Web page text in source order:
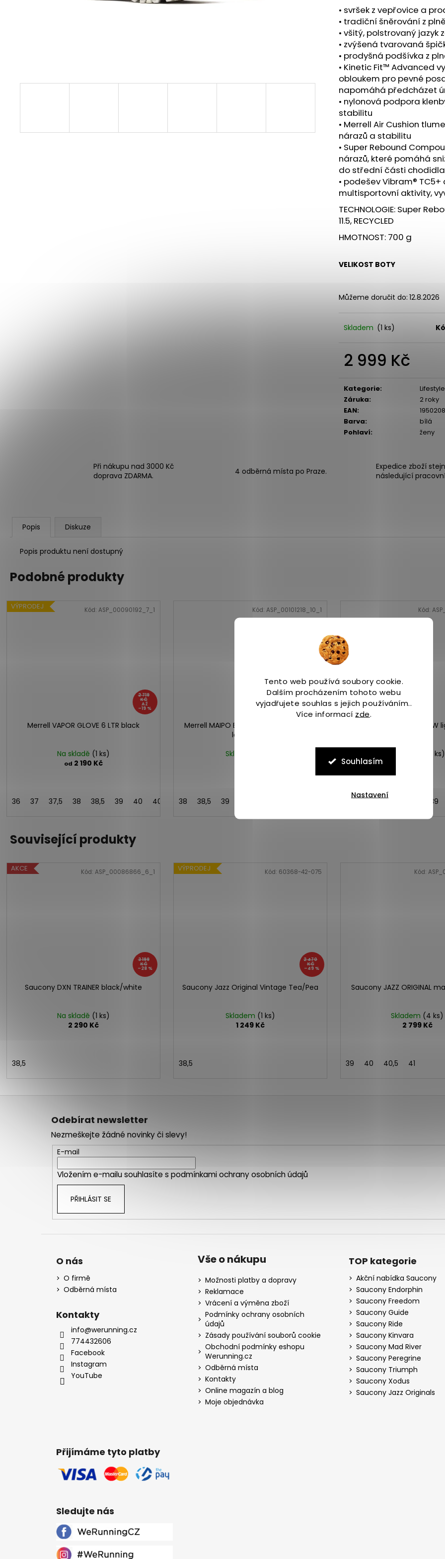
Tento web používá soubory cookie.
Dalším procházením tohoto webu
vyjadřujete souhlas s jejich používáním..
Více informací zde.
Souhlasím
Nastavení
• svršek z vepřovice a
• tradiční šněrování z
• všitý, polstrovaný
• zvýšená tvarovaná
• prodyšná podšívka z
• Kinetic Fit™ Advanced
obloukem pro pevné
napomáhá předcházet
• nylonová podpora
stabilitu
• Merrell Air Cushion
nárazů a stabilitu
• Super Rebound
nárazů, které pomáhá
do střední části chodidla
• podešev Vibram®
multisportovní aktivity,
TECHNOLOGIE: Super
11.5, RECYCLED
HMOTNOST: 700 g
VELIKOST BOTY
Můžeme doručit do: 12.8.2026
Skladem (1 ks)
2 999 Kč
Kategorie:
Záruka:
2 roky
EAN:
Barva:
bílá
Pohlaví: ženy
Při nákupu nad 3000 Kč
doprava ZDARMA.
4 odběrná místa po Praze.
Expedice zboží
následující
Popis Diskuze
Popis produktu není dostupný
Podobné produkty
VÝPRODEJ
2 719
KČ
AŽ
–19 %
Merrell VAPOR GLOVE 6 LTR black
Na skladě (1 ks)
od 2 190 Kč
36 37 37,5 38 38,5 39 40 40,5 41 42 42,5
Kód: ASP_00090192_7_1
Merrell MAIPO EXPLORER AEROSPORT W
lost bloom
Skladem
38 38,5 39
Kód: ASP_00101218_10_1
Merrell JUNGLE MOC
(>5 ks)
37 37,5 38 39
Kód:
Související produkty
AKCE
3 199
KČ
–28 %
Saucony DXN TRAINER black/white
Na skladě (1 ks)
2 290 Kč
38,5
Kód: ASP_00086866_6_1 VÝPRODEJ
2 470
KČ
–49 %
Saucony Jazz Original Vintage Tea/Pea
Skladem (1 ks)
1 249 Kč
38,5
Kód: 60368-42-075
Saucony JAZZ ORIGINAL
Skladem (4 ks)
2 799 Kč
39 40 40,5 41
Kód:
SAUCONY ENDORPHIN AZURA
BOTY CRAFT CTM ULTRA TRAIL - ŠEDÁ
SAUCONY
2 999 Kč
Původně: 4
Z
Odebírat newsletter
Nezmeškejte žádné novinky či slevy!
E-mail
Vložením e-mailu souhlasíte s podmínkami ochrany osobních údajů
PŘIHLÁSIT SE
O nás
O firmě
Odběrná místa
Kontakty
info@werunning.cz
774432606
Facebook
Instagram
YouTube
Vše o nákupu
Možnosti platby a dopravy
Reklamace
Vrácení a výměna zboží
Podmínky ochrany osobních
údajů
Zásady používání souborů cookie
Obchodní podmínky eshopu
Werunning.cz
Odběrná místa
Kontakty
Online magazín a blog
Moje objednávka
TOP kategorie
Akční nabídka Saucony
Saucony Endorphin
Saucony Freedom
Saucony Guide
Saucony Ride
Saucony Kinvara
Saucony Mad River
Saucony Peregrine
Saucony Triumph
Saucony Xodus
Saucony Jazz Originals
Přijímáme tyto platby
Sledujte nás